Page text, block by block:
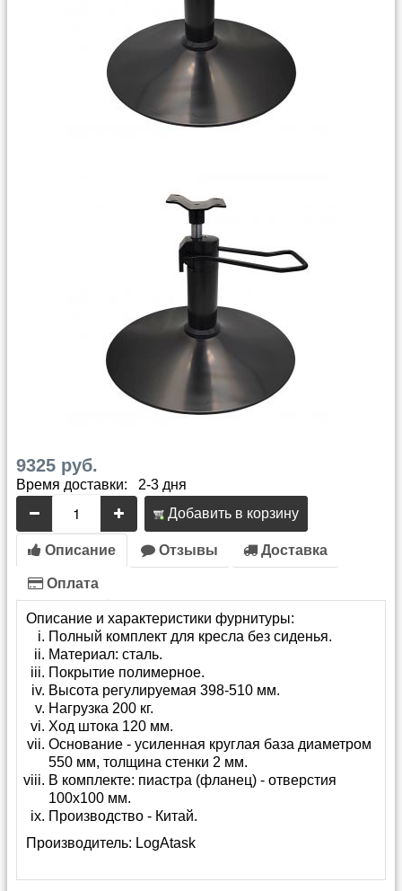
9325 руб.
Время доставки: 2-3 дня
Добавить в корзину
Описание Отзывы Доставка
Оплата
Описание и характеристики фурнитуры:
Полный комплект для кресла без сиденья.
Материал: сталь.
Покрытие полимерное.
Высота регулируемая 398-510 мм.
Нагрузка 200 кг.
Ход штока 120 мм.
Основание - усиленная круглая база диаметром
550 мм, толщина стенки 2 мм.
В комплекте: пиастра (фланец) - отверстия
100х100 мм.
Производство - Китай.
Производитель: LogAtask